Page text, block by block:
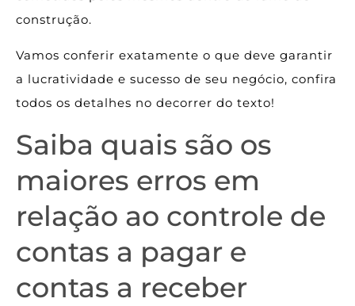
construção.
Vamos conferir exatamente o que deve garantir
a lucratividade e sucesso de seu negócio, confira
todos os detalhes no decorrer do texto!
Saiba quais são os
maiores erros em
relação ao controle de
contas a pagar e
contas a receber